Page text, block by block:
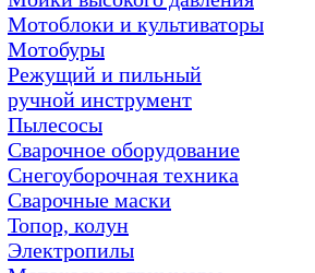
Мотоблоки и культиваторы
Мотобуры
Режущий и пильный
ручной инструмент
Пылесосы
Сварочное оборудование
Снегоуборочная техника
Сварочные маски
Топор, колун
Электропилы